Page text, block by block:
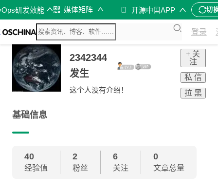
研发效能 媒体矩阵 开源中国APP 切
登录
2342344
发生
这个人没有介绍！
+ 关
注
私 信
拉 黑
基础信息
40
经验值
2
粉丝
6
关注
0
文章总量